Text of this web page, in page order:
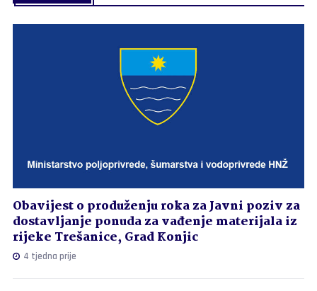
Obavijest o produženju roka za Javni poziv za
dostavljanje ponuda za vađenje materijala iz
rijeke Trešanice, Grad Konjic
4 tjedna prije